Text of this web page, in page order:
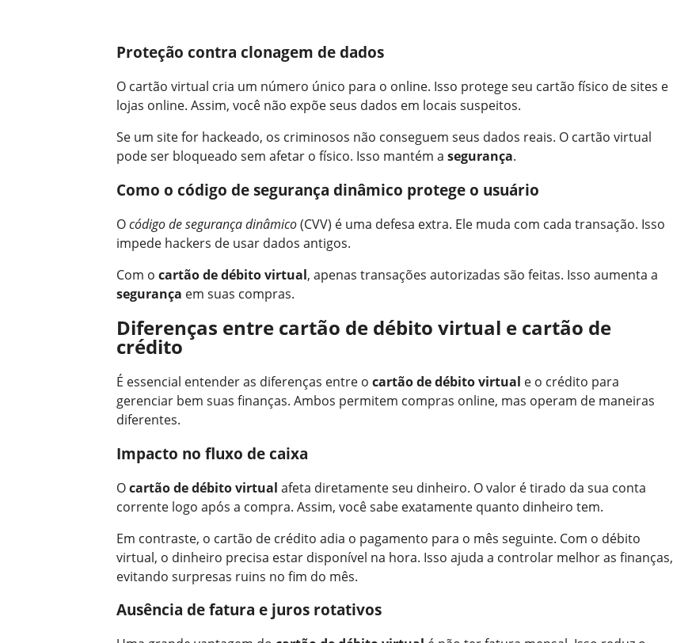
Proteção contra clonagem de dados
O cartão virtual cria um número único para o online. Isso protege seu cartão físico de sites e
lojas online. Assim, você não expõe seus dados em locais suspeitos.
Se um site for hackeado, os criminosos não conseguem seus dados reais. O cartão virtual
pode ser bloqueado sem afetar o físico. Isso mantém a segurança.
Como o código de segurança dinâmico protege o usuário
Ocódigo de segurança dinâmico(CVV) é uma defesa extra. Ele muda com cada transação. Isso
impede hackers de usar dados antigos.
Com o cartão de débito virtual, apenas transações autorizadas são feitas. Isso aumenta a
segurança em suas compras.
Diferenças entre cartão de débito virtual e cartão de
crédito
É essencial entender as diferenças entre o cartão de débito virtual e o crédito para
gerenciar bem suas finanças. Ambos permitem compras online, mas operam de maneiras
diferentes.
Impacto no fluxo de caixa
Ocartão de débito virtual afeta diretamente seu dinheiro. O valor é tirado da sua conta
corrente logo após a compra. Assim, você sabe exatamente quanto dinheiro tem.
Em contraste, o cartão de crédito adia o pagamento para o mês seguinte. Com o débito
virtual, o dinheiro precisa estar disponível na hora. Isso ajuda a controlar melhor as finanças,
evitando surpresas ruins no fim do mês.
Ausência de fatura e juros rotativos